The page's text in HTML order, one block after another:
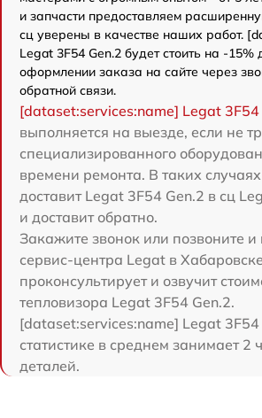
и запчасти предоставляем
сц уверены в качестве наших работ.
Legat 3F54 Gen.2 будет стоить на -
оформлении заказа на сайте через
обратной связи.
[dataset:services:name] Legat 3F54
выполняется на выезде, если не
специализированного
времени ремонта. В таких
доставит Legat 3F54 Gen.2 в сц
и доставит обратно.
Закажите звонок или позвоните
сервис-центра Legat в Хабаровске
проконсультирует и озвучит
тепловизора Legat 3F54 Gen.2.
[dataset:services:name] Legat
статистике в среднем занимает 2
деталей.